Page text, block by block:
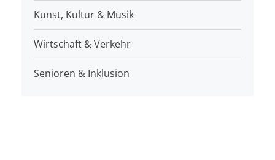
Kunst, Kultur & Musik
Wirtschaft & Verkehr
Senioren & Inklusion